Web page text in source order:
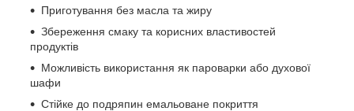
Приготування без масла та жиру
Збереження смаку та корисних властивостей
продуктів
Можливість використання як пароварки або духової
шафи
Стійке до подряпин емальоване покриття